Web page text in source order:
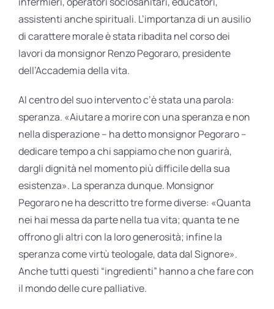
assistenti anche spirituali. L’importanza di un ausilio
di carattere morale è stata ribadita nel corso dei
lavori da monsignor Renzo Pegoraro, presidente
dell’Accademia della vita.
Al centro del suo intervento c’è stata una parola:
speranza. «Aiutare a morire con una speranza e non
nella disperazione – ha detto monsignor Pegoraro –
dedicare tempo a chi sappiamo che non guarirà,
dargli dignità nel momento più difficile della sua
esistenza». La speranza dunque. Monsignor
Pegoraro ne ha descritto tre forme diverse: «Quanta
nei hai messa da parte nella tua vita; quanta te ne
offrono gli altri con la loro generosità; infine la
speranza come virtù teologale, data dal Signore».
Anche tutti questi “ingredienti” hanno a che fare con
il mondo delle cure palliative.